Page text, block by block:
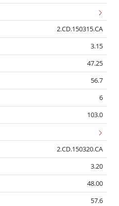
2.CD.150315.CA
3.15
47.25
56.7
6
103.0
2.CD.150320.CA
3.20
48.00
57.6